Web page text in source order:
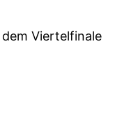
Viertelfinale